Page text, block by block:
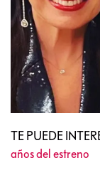
TE PUEDE
años del estreno